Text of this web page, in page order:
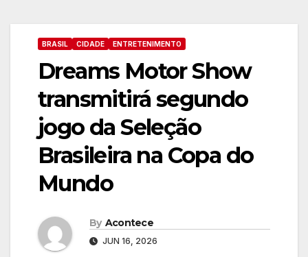
BRASIL CIDADE ENTRETENIMENTO
Dreams Motor Show
transmitirá segundo
jogo da Seleção
Brasileira na Copa do
Mundo
By Acontece
JUN 16, 2026